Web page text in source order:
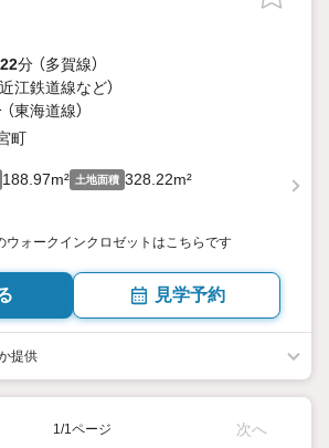
22分 （多賀線）
近江鉄道線など）
（東海道線）
町
188.97m² 土地面積 328.22m²
ウォークインクロゼットはこちらです
見学予約
提供
1/1ページ 次へ